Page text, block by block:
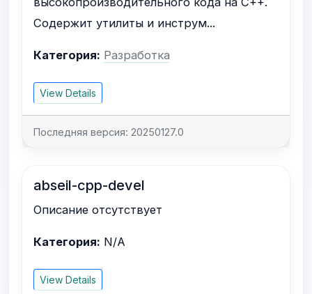
Содержит утилиты и инструм...
Категория: Разработка
View Details
Последняя версия: 20250127.0
abseil-cpp-devel
Описание отсутствует
Категория: N/A
View Details